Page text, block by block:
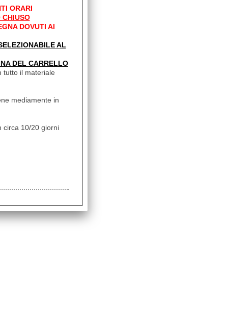
ORARI
CHIUSO
DOVUTI AI
AL
DEL CARRELLO
tutto il materiale
mediamente in
circa 10/20 giorni